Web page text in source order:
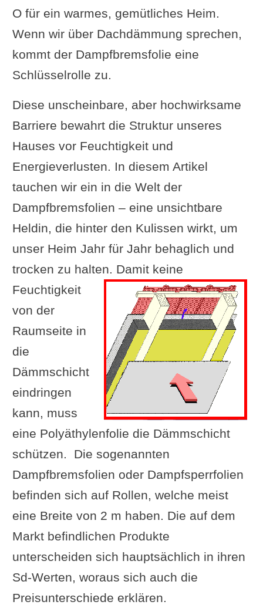
O für ein warmes, gemütliches Heim.
Wenn wir über Dachdämmung sprechen,
kommt der Dampfbremsfolie eine
Schlüsselrolle zu.
Diese unscheinbare, aber hochwirksame
Barriere bewahrt die Struktur unseres
Hauses vor Feuchtigkeit und
Energieverlusten. In diesem Artikel
tauchen wir ein in die Welt der
Dampfbremsfolien – eine unsichtbare
Heldin, die hinter den Kulissen wirkt, um
unser Heim Jahr für Jahr behaglich und
trocken zu halten. Damit keine
Feuchtigkeit
von der
Raumseite in
die
Dämmschicht
eindringen
kann, muss
eine Polyäthylenfolie die Dämmschicht
schützen. Die sogenannten
Dampfbremsfolien oder Dampfsperrfolien
befinden sich auf Rollen, welche meist
eine Breite von 2 m haben. Die auf dem
Markt befindlichen Produkte
unterscheiden sich hauptsächlich in ihren
Sd-Werten, woraus sich auch die
Preisunterschiede erklären.